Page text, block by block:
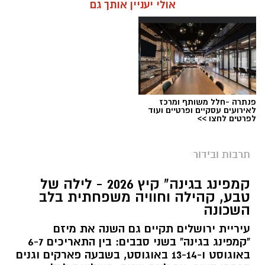
מערכת ירושלים נט / 10:00 28.07.26
תגים:פארק המים
עיריית ירושלים, באמצעות החברה העירונית
"אריאל", מרעננת את הקיץ הירושלמי עם ארנה
אולי יעניין אותך גם
פנתרה -חלל משותף ומרכז
לאירועים עסקיים ופרטיים ועוד
לפרטים לחצו >>
תרבות ובידור
קמפינג בגינה" קיץ 2026 - לילה של
טבע, קהילה וחוויה משפחתית בלב
השכונה
עיריית ירושלים תקיים גם השנה את מיזם
"קמפינג בגינה" בשני סבבים: בין התאריכים 6-7
באוגוסט ו-13-14 באוגוסט, בשבעה פארקים וגנים